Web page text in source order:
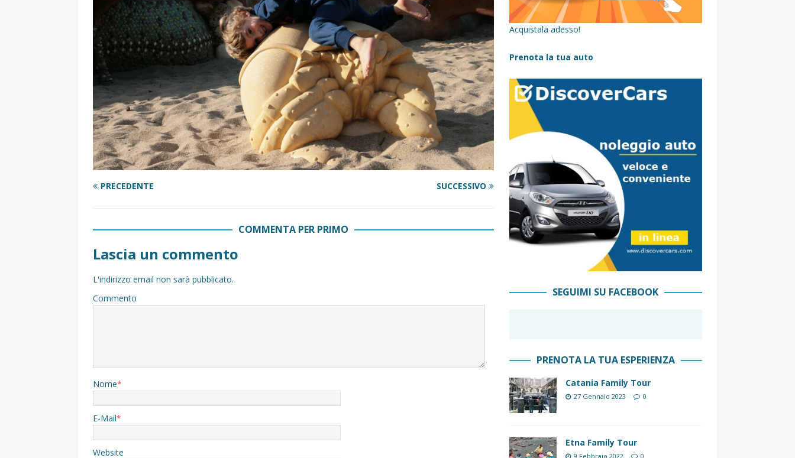
[ 2 Aprile 2025 ] Escursioni in Sicilia con bambini: itinerari imperdibili (+ consigli utili)- Parte 1
VIAGGI IN SICILIA
[ 17 Settembre 2023 ] Vendemmia con i bambini in Sicilia, dove andare?
FATTORIE
DIDATTICHE
[ 19 Gennaio 2023 ] Visitare la Fiumara d’Arte con i bambini, quando la natura incontra l’arte
VIAGGI IN SICILIA
[ 20 Marzo 2022 ] Cosa fare in Sicilia con i bambini: mare, attività e tour a prova di famiglia
VIAGGI IN SICILIA
PRECEDENTE SUCCESSIVO
COMMENTA PER PRIMO
Lascia un commento
L'indirizzo email non sarà pubblicato.
Commento
Nome*
E-Mail*
Website
Acquistala adesso!
Prenota la tua auto
SEGUIMI SU FACEBOOK
PRENOTA LA TUA ESPERIENZA
Catania Family Tour
27 Gennaio 2023 0
Etna Family Tour
9 Febbraio 2022 0